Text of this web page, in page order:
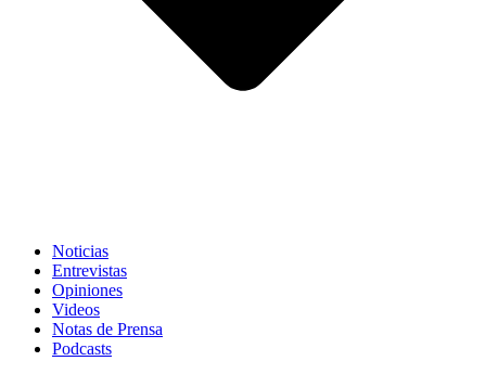
Noticias
Entrevistas
Opiniones
Videos
Notas de Prensa
Podcasts